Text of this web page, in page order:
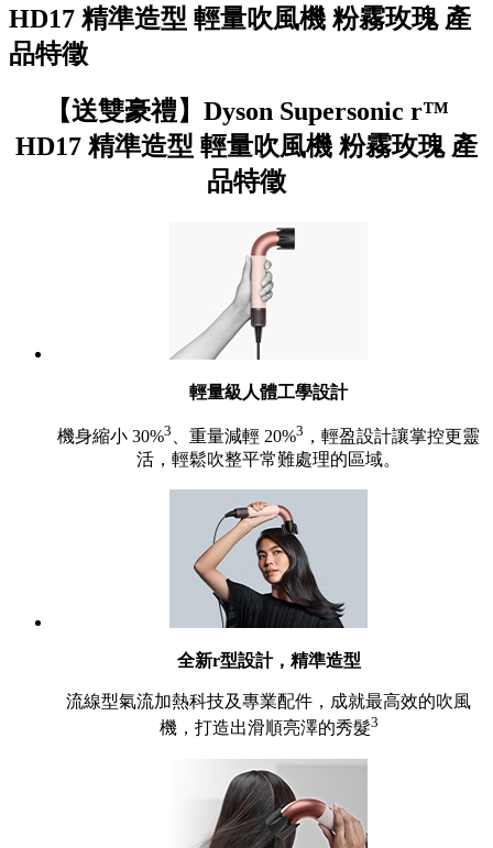
HD17 精準造型 輕量吹風機 粉霧玫瑰 產
品特徵
【送雙豪禮】Dyson Supersonic r™
HD17 精準造型 輕量吹風機 粉霧玫瑰 產
品特徵
輕量級人體工學設計
機身縮小 30%3 、重量減輕 20%3 ，輕盈設計讓掌控更靈
活，輕鬆吹整平常難處理的區域。
全新r型設計，精準造型
流線型氣流加熱科技及專業配件，成就最高效的吹風
機，打造出滑順亮澤的秀髮3